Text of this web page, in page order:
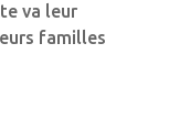
va leur
familles